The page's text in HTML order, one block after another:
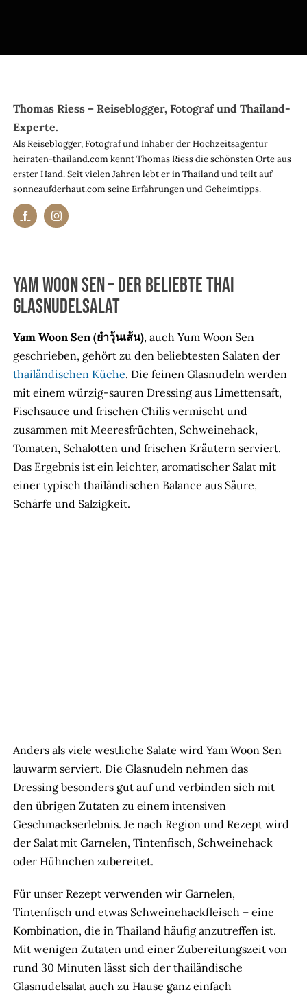
Thomas Riess – Reiseblogger, Fotograf und Thailand-
Experte.
Als Reiseblogger, Fotograf und Inhaber der Hochzeitsagentur
heiraten-thailand.com kennt Thomas Riess die schönsten Orte aus
erster Hand. Seit vielen Jahren lebt er in Thailand und teilt auf
sonneaufderhaut.com seine Erfahrungen und Geheimtipps.
Yam Woon Sen – Der beliebte Thai
Glasnudelsalat
Yam Woon Sen (ยำวุ้นเส้น), auch Yum Woon Sen
geschrieben, gehört zu den beliebtesten Salaten der
thailändischen Küche. Die feinen Glasnudeln werden
mit einem würzig-sauren Dressing aus Limettensaft,
Fischsauce und frischen Chilis vermischt und
zusammen mit Meeresfrüchten, Schweinehack,
Tomaten, Schalotten und frischen Kräutern serviert.
Das Ergebnis ist ein leichter, aromatischer Salat mit
einer typisch thailändischen Balance aus Säure,
Schärfe und Salzigkeit.
Anders als viele westliche Salate wird Yam Woon Sen
lauwarm serviert. Die Glasnudeln nehmen das
Dressing besonders gut auf und verbinden sich mit
den übrigen Zutaten zu einem intensiven
Geschmackserlebnis. Je nach Region und Rezept wird
der Salat mit Garnelen, Tintenfisch, Schweinehack
oder Hühnchen zubereitet.
Für unser Rezept verwenden wir Garnelen,
Tintenfisch und etwas Schweinehackfleisch – eine
Kombination, die in Thailand häufig anzutreffen ist.
Mit wenigen Zutaten und einer Zubereitungszeit von
rund 30 Minuten lässt sich der thailändische
Glasnudelsalat auch zu Hause ganz einfach